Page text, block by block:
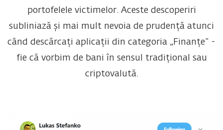
portofelele victimelor. Aceste descoperiri
subliniază și mai mult nevoia de prudență atunci
când descărcați aplicații din categoria „Finanțe” -
fie că vorbim de bani în sensul tradițional sau
criptovalută.